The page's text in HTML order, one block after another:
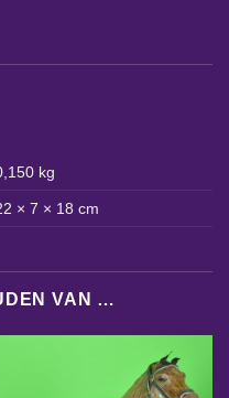
kg
× 7 × 18 cm
VAN …